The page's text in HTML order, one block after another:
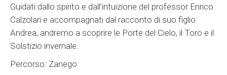
Guidati dallo spirito e dall’intuizione del professor Enrico
Calzolari e accompagnati dal racconto di suo figlio
Andrea, andremo a scoprire le Porte del Cielo, il Toro e il
Solstizio invernale.
Percorso: Zanego